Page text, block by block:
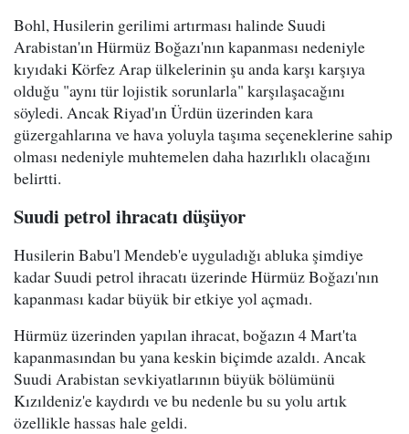
Bohl, Husilerin gerilimi artırması halinde Suudi
Arabistan'ın Hürmüz Boğazı'nın kapanması nedeniyle
kıyıdaki Körfez Arap ülkelerinin şu anda karşı karşıya
olduğu "aynı tür lojistik sorunlarla" karşılaşacağını
söyledi. Ancak Riyad'ın Ürdün üzerinden kara
güzergahlarına ve hava yoluyla taşıma seçeneklerine sahip
olması nedeniyle muhtemelen daha hazırlıklı olacağını
belirtti.
Suudi petrol ihracatı düşüyor
Husilerin Babu'l Mendeb'e uyguladığı abluka şimdiye
kadar Suudi petrol ihracatı üzerinde Hürmüz Boğazı'nın
kapanması kadar büyük bir etkiye yol açmadı.
Hürmüz üzerinden yapılan ihracat, boğazın 4 Mart'ta
kapanmasından bu yana keskin biçimde azaldı. Ancak
Suudi Arabistan sevkiyatlarının büyük bölümünü
Kızıldeniz'e kaydırdı ve bu nedenle bu su yolu artık
özellikle hassas hale geldi.